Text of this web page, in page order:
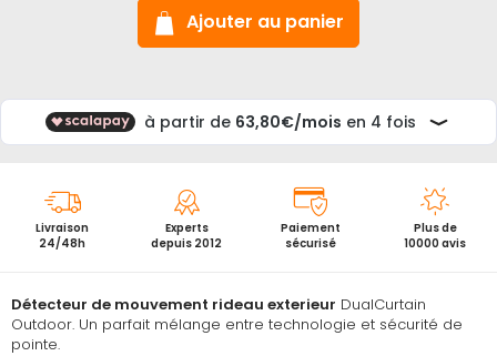
Détecteur de mouvement rideau exterieur DualCurtain
Outdoor. Un parfait mélange entre technologie et sécurité de
pointe.
Ajouter au panier
Livraison
24/48h
Experts
depuis 2012
Paiement
sécurisé
Plus de
10000 avis